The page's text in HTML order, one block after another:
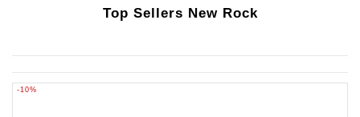
Top Sellers New Rock
-10%